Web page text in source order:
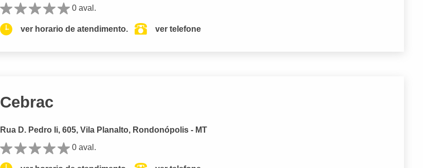
0 aval.
ver horario de atendimento. ver telefone
Cebrac
Rua D. Pedro Ii, 605, Vila Planalto, Rondonópolis - MT
0 aval.